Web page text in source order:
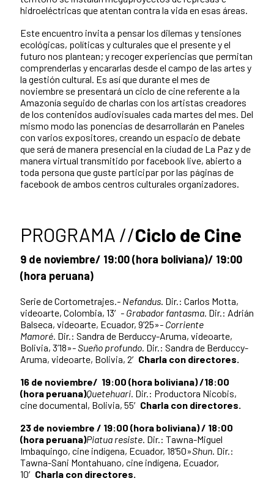
hidroeléctricas que atentan contra la vida en esas áreas.
Este encuentro invita a pensar los dilemas y tensiones
ecológicas, políticas y culturales que el presente y el
futuro nos plantean; y recoger experiencias que permitan
comprenderlas y encararlas desde el campo de las artes y
la gestión cultural. Es así que durante el mes de
noviembre se presentará un ciclo de cine referente a la
Amazonía seguido de charlas con los artistas creadores
de los contenidos audiovisuales cada martes del mes. Del
mismo modo las ponencias de desarrollarán en Paneles
con varios expositores, creando un espacio de debate
que será de manera presencial en la ciudad de La Paz y de
manera virtual transmitido por facebook live, abierto a
toda persona que guste participar por las páginas de
facebook de ambos centros culturales organizadores.
PROGRAMA //Ciclo de Cine
9 de noviembre/ 19:00 (hora boliviana)/ 19:00
(hora peruana)
Serie de Cortometrajes.- Nefandus. Dir.: Carlos Motta,
videoarte, Colombia, 13′ - Grabador fantasma. Dir.: Adrián
Balseca, videoarte, Ecuador, 9’25»- Corriente
Mamoré. Dir.: Sandra de Berduccy-Aruma, videoarte,
Bolivia, 3’18»- Sueño profundo. Dir.: Sandra de Berduccy-
Aruma, videoarte, Bolivia, 2′ Charla con directores.
16 de noviembre/ 19:00 (hora boliviana) /18:00
(hora peruana)Quetehuari. Dir.: Productora Nicobis,
cine documental, Bolivia, 55′ Charla con directores.
23 de noviembre / 19:00 (hora boliviana) / 18:00
(hora peruana)Piatua resiste. Dir.: Tawna-Miguel
Imbaquingo, cine indígena, Ecuador, 18’50»Shun. Dir.:
Tawna-Sani Montahuano, cine indígena, Ecuador,
10′ Charla con directores.